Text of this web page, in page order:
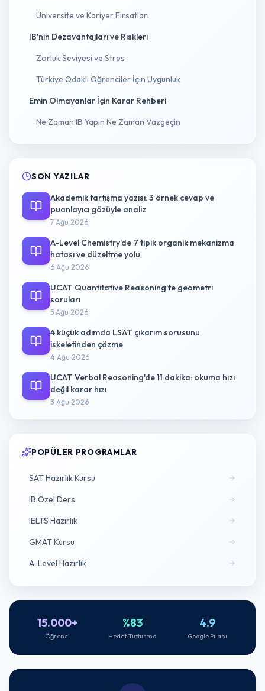
Üniversite ve Kariyer Fırsatları
IB'nin Dezavantajları ve Riskleri
Zorluk Seviyesi ve Stres
Türkiye Odaklı Öğrenciler İçin Uygunluk
Emin Olmayanlar İçin Karar Rehberi
Ne Zaman IB Yapın Ne Zaman Vazgeçin
SON YAZILAR
Akademik tartışma yazısı: 3 örnek cevap ve
puanlayıcı gözüyle analiz
7 Ağu 2026
A-Level Chemistry'de 7 tipik organik mekanizma
hatası ve düzeltme yolu
6 Ağu 2026
UCAT Quantitative Reasoning'te geometri
soruları
5 Ağu 2026
4 küçük adımda LSAT çıkarım sorusunu
iskeletinden çözme
4 Ağu 2026
UCAT Verbal Reasoning'de 11 dakika: okuma hızı
değil karar hızı
3 Ağu 2026
POPÜLER PROGRAMLAR
SAT Hazırlık Kursu
IB Özel Ders
IELTS Hazırlık
GMAT Kursu
A-Level Hazırlık
15.000+
Öğrenci
%83
Hedef Tutturma
4.9
Google Puanı